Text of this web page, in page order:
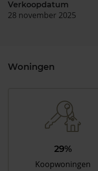
Verkoopdatum
28 november 2025
Woningen
29%
Koopwoningen